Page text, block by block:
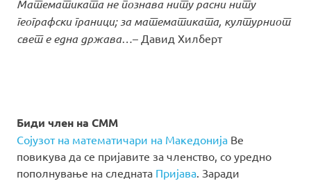
Математиката не познава ниту расни ниту
географски граници; за математиката, културниот
свет е една држава…– Давид Хилберт
Биди член на СММ
Сојузот на математичари на Македонија Ве
повикува да се пријавите за членство, со уредно
пополнување на следната Пријава . Заради